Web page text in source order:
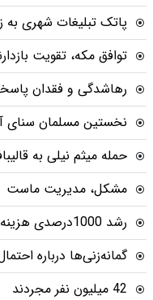
پاتک تبلیغات شهری به
توافق مکه، تقویت
رهاشدگی و فقدان
نخستین مسلمان سنای
حمله میثم نیلی به
مشکل، مدیریت ماست
رشد 1000درصدی هزینه ساخت مسکن در 5 سال
گمانه‌زنی‌ها درباره
42 میلیون نفر مجردند